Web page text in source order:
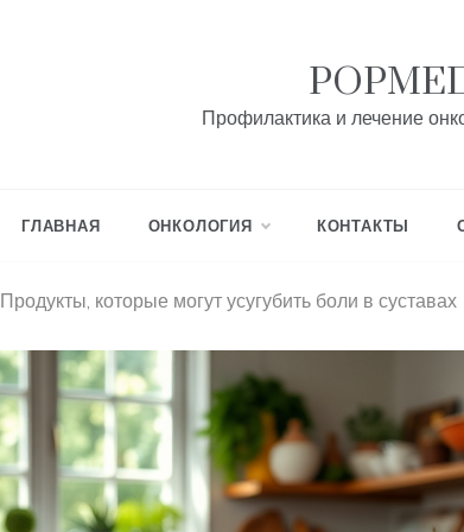
Профилактика и лечение
ГЛАВНАЯ ОНКОЛОГИЯ КОНТАКТЫ
Продукты, которые могут усугубить боли в суставах